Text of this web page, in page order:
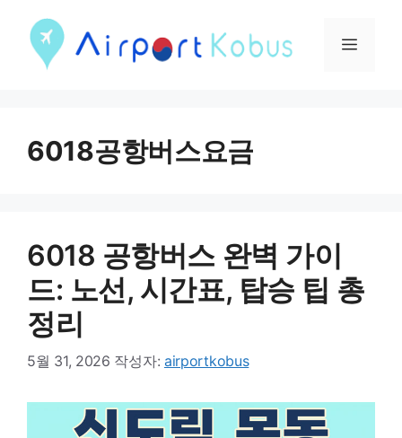
메
6018공항버스요금
6018 공항버스 완벽 가이
드: 노선, 시간표, 탑승 팁 총
정리
5월 31, 2026 작성자: airportkobus